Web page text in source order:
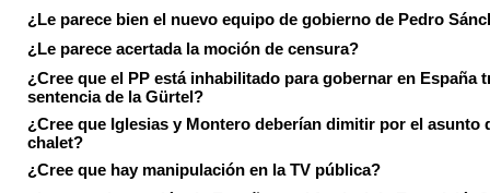
¿Le parece bien el nuevo equipo de gobierno de Pedro
¿Le parece acertada la moción de censura?
¿Cree que el PP está inhabilitado para gobernar en España
sentencia de la Gürtel?
¿Cree que Iglesias y Montero deberían dimitir por el asunto
chalet?
¿Cree que hay manipulación en la TV pública?